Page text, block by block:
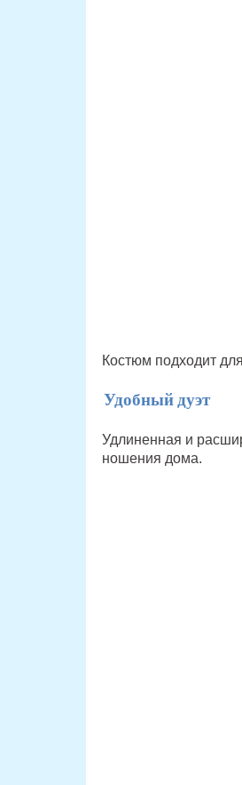
Костюм подходит
Удобный дуэт
Удлиненная и
ношения дома.